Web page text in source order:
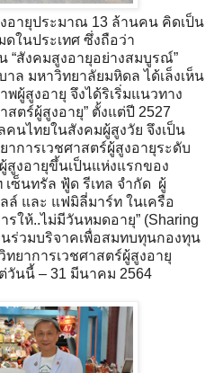
อายุประมาณ 13 ล้านคน คิดเป็น
ในประเทศ ซึ่งถือว่า
“สังคมสูงอายุอย่างสมบูรณ์”
ล มหาวิทยาลัยมหิดล ได้เล็งเห็น
ผู้สูงอายุ จึงได้ริเริ่มแนวทาง
สตร์ผู้สูงอายุ” ตั้งแต่ปี 2527
คนไทยในสังคมผู้สูงวัย จึงเป็น
าการเวชศาสตร์ผู้สูงอายุระดับ
สูงอายุขึ้นเป็นแห่งแรกของ
เซ็นทรัล ฟู้ด รีเทล จำกัด ผู้
ล์ และ แฟมิลี่มาร์ท ในเครือ
รให้..ไม่มีวันหมดอายุ” (Sharing
ร่วมบริจาคเพื่อสมทบทุนกองทุน
ทยาการเวชศาสตร์ผู้สูงอายุ
วันนี้ – 31 มีนาคม 2564